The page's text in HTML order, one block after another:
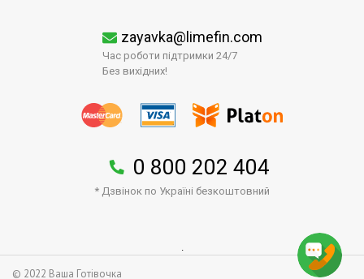
zayavka@limefin.com
Час роботи підтримки 24/7
Без вихідних!
0 800 202 404
* Дзвінок по Україні безкоштовний
.
© 2022 Ваша Готівочка
↑